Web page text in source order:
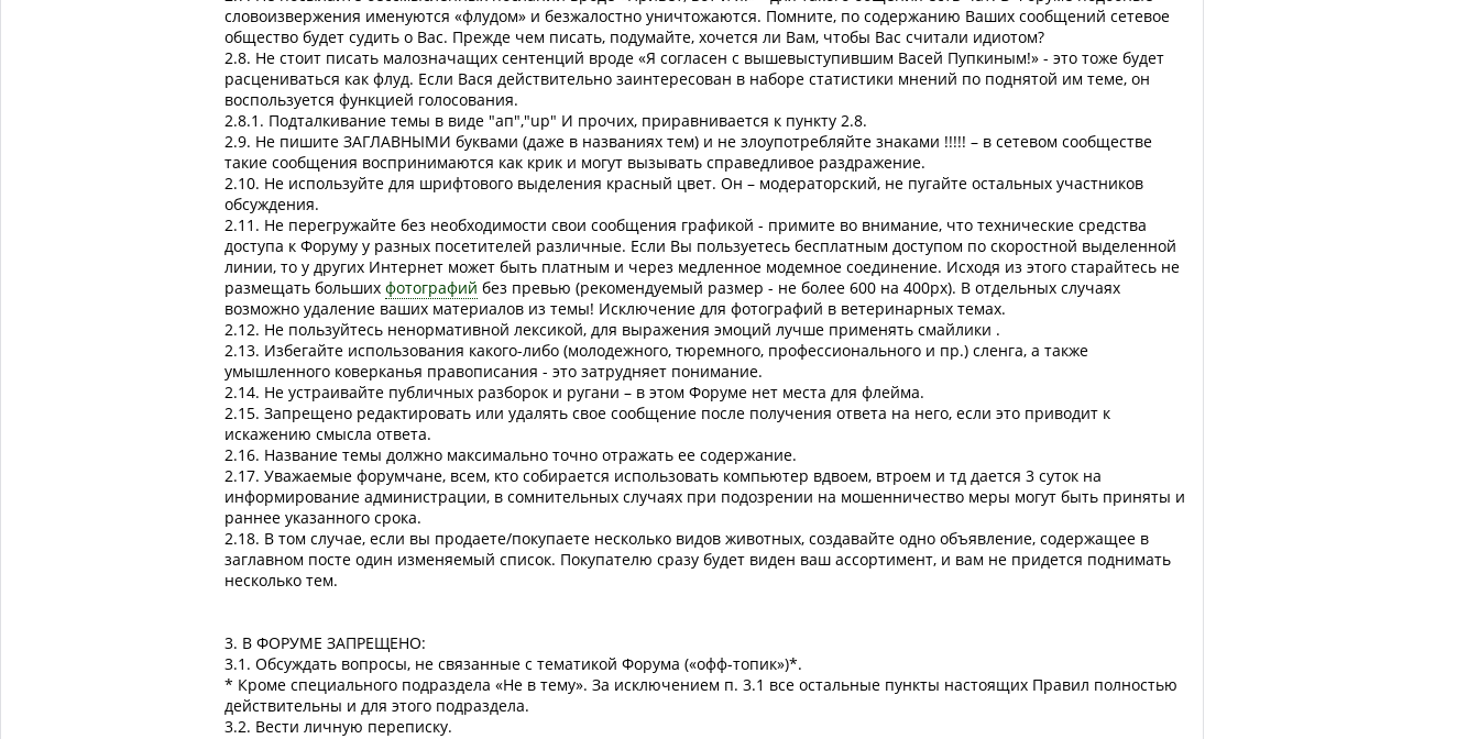
словоизвержения именуются «флудом» и безжалостно уничтожаются. Помните, по содержанию Ваших сообщений сетевое
общество будет судить о Вас. Прежде чем писать, подумайте, хочется ли Вам, чтобы Вас считали идиотом?
2.8. Не стоит писать малозначащих сентенций вроде «Я согласен с вышевыступившим Васей Пупкиным!» - это тоже будет
расцениваться как флуд. Если Вася действительно заинтересован в наборе статистики мнений по поднятой им теме, он
воспользуется функцией голосования.
2.8.1. Подталкивание темы в виде "ап","up" И прочих, приравнивается к пункту 2.8.
2.9. Не пишите ЗАГЛАВНЫМИ буквами (даже в названиях тем) и не злоупотребляйте знаками !!!!! – в сетевом сообществе
такие сообщения воспринимаются как крик и могут вызывать справедливое раздражение.
2.10. Не используйте для шрифтового выделения красный цвет. Он – модераторский, не пугайте остальных участников
обсуждения.
2.11. Не перегружайте без необходимости свои сообщения графикой - примите во внимание, что технические средства
доступа к Форуму у разных посетителей различные. Если Вы пользуетесь бесплатным доступом по скоростной выделенной
линии, то у других Интернет может быть платным и через медленное модемное соединение. Исходя из этого старайтесь не
размещать больших фотографий без превью (рекомендуемый размер - не более 600 на 400рх). В отдельных случаях
возможно удаление ваших материалов из темы! Исключение для фотографий в ветеринарных темах.
2.12. Не пользуйтесь ненормативной лексикой, для выражения эмоций лучше применять смайлики .
2.13. Избегайте использования какого-либо (молодежного, тюремного, профессионального и пр.) сленга, а также
умышленного коверканья правописания - это затрудняет понимание.
2.14. Не устраивайте публичных разборок и ругани – в этом Форуме нет места для флейма.
2.15. Запрещено редактировать или удалять свое сообщение после получения ответа на него, если это приводит к
искажению смысла ответа.
2.16. Название темы должно максимально точно отражать ее содержание.
2.17. Уважаемые форумчане, всем, кто собирается использовать компьютер вдвоем, втроем и тд дается 3 суток на
информирование администрации, в сомнительных случаях при подозрении на мошенничество меры могут быть приняты и
раннее указанного срока.
2.18. В том случае, если вы продаете/покупаете несколько видов животных, создавайте одно объявление, содержащее в
заглавном посте один изменяемый список. Покупателю сразу будет виден ваш ассортимент, и вам не придется поднимать
несколько тем.
3. В ФОРУМЕ ЗАПРЕЩЕНО:
3.1. Обсуждать вопросы, не связанные с тематикой Форума («офф-топик»)*.
* Кроме специального подраздела «Не в тему». За исключением п. 3.1 все остальные пункты настоящих Правил полностью
действительны и для этого подраздела.
3.2. Вести личную переписку.